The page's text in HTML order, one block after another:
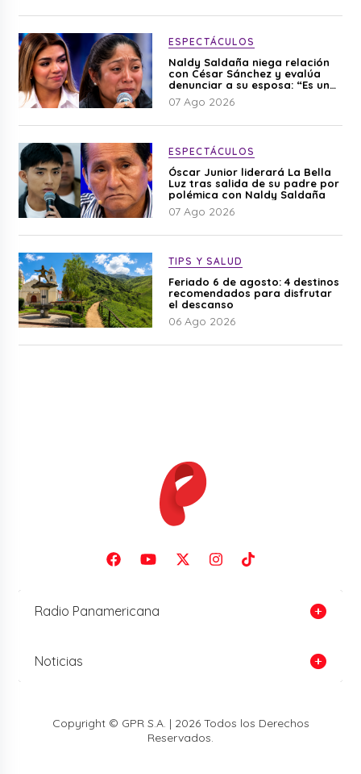
ESPECTÁCULOS
Naldy Saldaña niega relación
con César Sánchez y evalúa
denunciar a su esposa: “Es una
difamación”
07 Ago 2026
ESPECTÁCULOS
Óscar Junior liderará La Bella
Luz tras salida de su padre por
polémica con Naldy Saldaña
07 Ago 2026
TIPS Y SALUD
Feriado 6 de agosto: 4 destinos
recomendados para disfrutar
el descanso
06 Ago 2026
Radio Panamericana
Noticias
Copyright © GPR S.A. | 2026 Todos los Derechos
Reservados.